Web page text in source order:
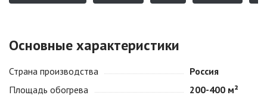
Основные характеристики
Страна производства
Россия
Площадь обогрева
200-400 м²